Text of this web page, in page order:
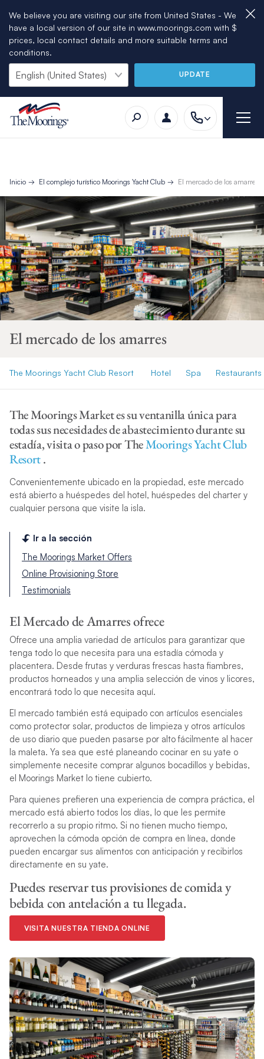
We believe you are visiting our site from United States - We
have a local version of our site in www.moorings.com with $
prices, local contact details and more suitable terms and
conditions.
UPDATE
Inicio El complejo turístico Moorings Yacht Club El mercado de los amarres
El mercado de los amarres
The Moorings Yacht Club Resort Hotel Spa Restaurants
The Moorings Market es su ventanilla única para
todas sus necesidades de abastecimiento durante su
estadía, visita o paso por TheMoorings Yacht Club
Resort.
Convenientemente ubicado en la propiedad, este mercado
está abierto a huéspedes del hotel, huéspedes del charter y
cualquier persona que visite la isla.
Ir a la sección
The Moorings Market Offers
Online Provisioning Store
Testimonials
El Mercado de Amarres ofrece
Ofrece una amplia variedad de artículos para garantizar que
tenga todo lo que necesita para una estadía cómoda y
placentera. Desde frutas y verduras frescas hasta fiambres,
productos horneados y una amplia selección de vinos y licores,
encontrará todo lo que necesita aquí.
El mercado también está equipado con artículos esenciales
como protector solar, productos de limpieza y otros artículos
de uso diario que pueden pasarse por alto fácilmente al hacer
la maleta. Ya sea que esté planeando cocinar en su yate o
simplemente necesite comprar algunos bocadillos y bebidas,
el Moorings Market lo tiene cubierto.
Para quienes prefieren una experiencia de compra práctica, el
mercado está abierto todos los días, lo que les permite
recorrerlo a su propio ritmo. Si no tienen mucho tiempo,
aprovechen la cómoda opción de compra en línea, donde
pueden encargar sus alimentos con anticipación y recibirlos
directamente en su yate.
Puedes reservar tus provisiones de comida y
bebida con antelación a tu llegada.
VISITA NUESTRA TIENDA ONLINE